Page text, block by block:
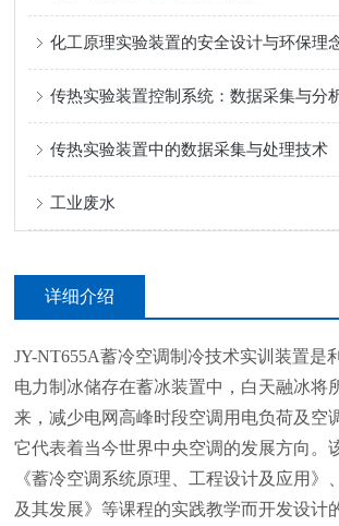
传热实验装置控制系统：数据采集与分
传热实验装置中的数据采集与处理技术
工业废水
详细介绍
JY-NT655A蓄冷空调制冷技术实训装置是
电力制冰储存在蓄冰装置中，白天融冰将
来，减少电网高峰时段空调用电负荷及空
它代表着当今世界中央空调的发展方向。
《蓄冷空调系统原理、工程设计及应用》
及其发展》等课程的实践教学而开发设计